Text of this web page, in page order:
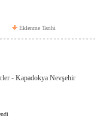
Eklenme Tarihi
- Kapadokya Nevşehir